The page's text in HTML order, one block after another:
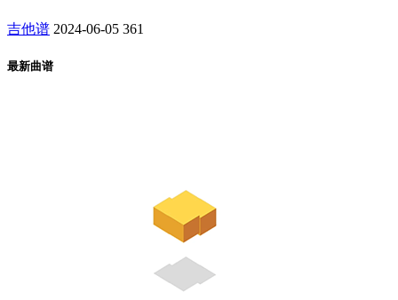
吉他谱 2024-06-05 361
最新曲谱